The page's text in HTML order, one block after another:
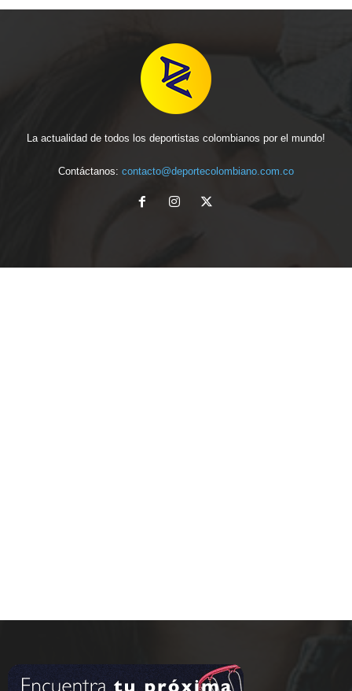
La actualidad de todos los deportistas colombianos por el mundo!
Contáctanos: contacto@deportecolombiano.com.co